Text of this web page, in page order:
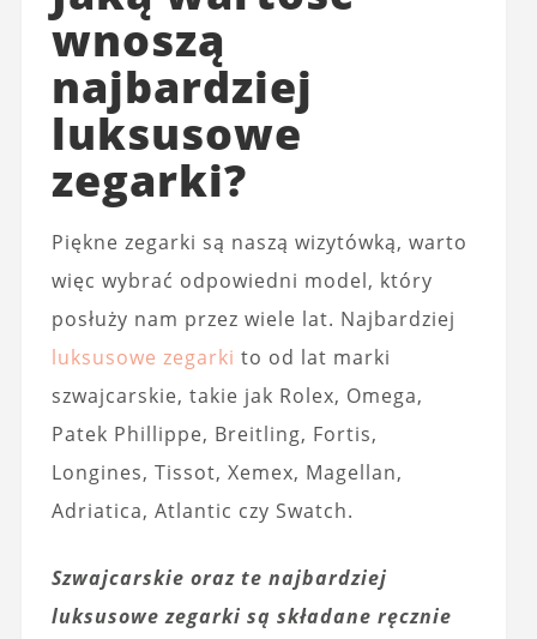
wnoszą
najbardziej
luksusowe
zegarki?
Piękne zegarki są naszą wizytówką, warto
więc wybrać odpowiedni model, który
posłuży nam przez wiele lat. Najbardziej
luksusowe zegarki to od lat marki
szwajcarskie, takie jak Rolex, Omega,
Patek Phillippe, Breitling, Fortis,
Longines, Tissot, Xemex, Magellan,
Adriatica, Atlantic czy Swatch.
Szwajcarskie oraz te najbardziej
luksusowe zegarki są składane ręcznie